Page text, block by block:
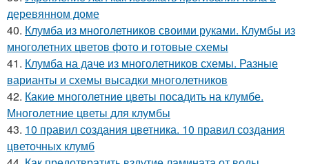
деревянном доме
40. Клумба из многолетников своими руками. Клумбы из
многолетних цветов фото и готовые схемы
41. Клумба на даче из многолетников схемы. Разные
варианты и схемы высадки многолетников
42. Какие многолетние цветы посадить на клумбе.
Многолетние цветы для клумбы
43. 10 правил создания цветника. 10 правил создания
цветочных клумб